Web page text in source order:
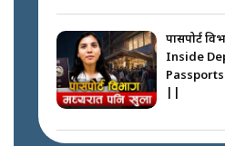
आगो
भयो ? के के
पासपोर्ट
Inside